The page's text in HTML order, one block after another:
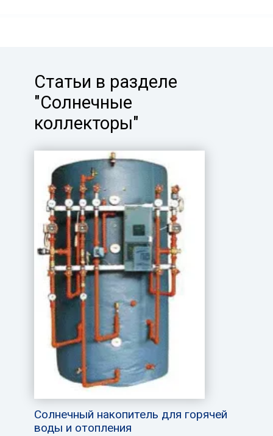
Статьи в разделе
"Солнечные
коллекторы"
Солнечный накопитель для горячей
воды и отопления